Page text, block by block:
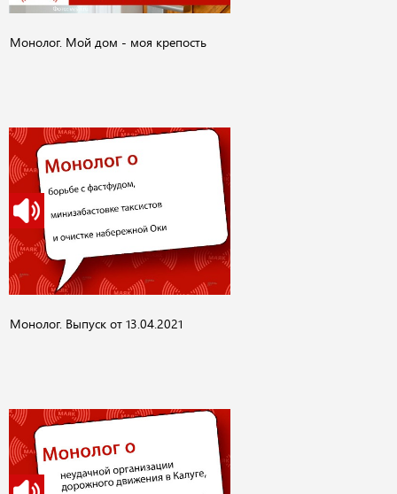
Монолог. Мой дом - моя крепость
Монолог. Выпуск от 13.04.2021